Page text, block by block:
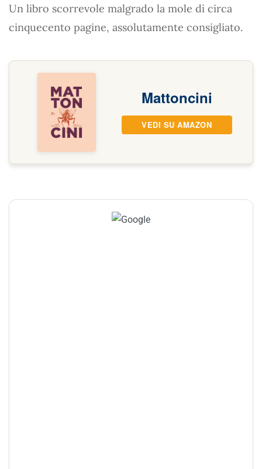
Un libro scorrevole malgrado la mole di circa
cinquecento pagine, assolutamente consigliato.
Mattoncini
VEDI SU AMAZON